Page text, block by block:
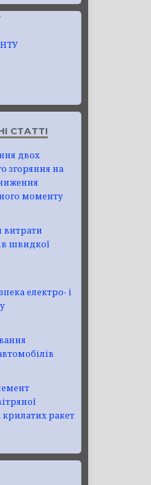
СТАТТІ
двох
згоряння на
моменту
витрати
швидкої
електро- і
ракет